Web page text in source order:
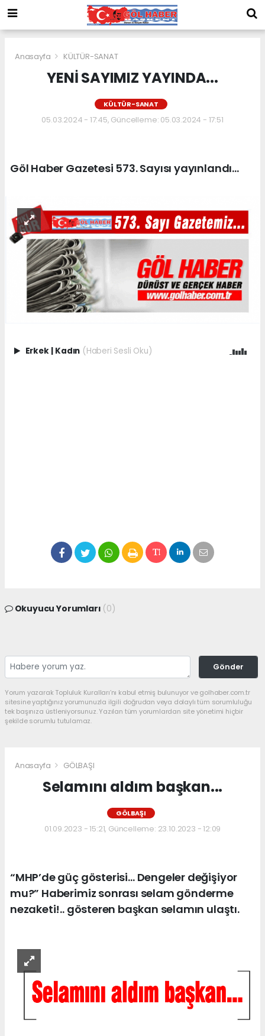
Anasayfa KÜLTÜR-SANAT
YENİ SAYIMIZ YAYINDA...
KÜLTÜR-SANAT
05.03.2024 - 17:45, Güncelleme: 05.03.2024 - 17:51
Göl Haber Gazetesi 573. Sayısı yayınlandı...
Erkek | Kadın (Haberi Sesli Oku)
Okuyucu Yorumları (0)
Gönder
Yorum yazarak Topluluk Kuralları’nı kabul etmiş bulunuyor ve golhaber.com.tr
sitesine yaptığınız yorumunuzla ilgili doğrudan veya dolaylı tüm sorumluluğu
tek başınıza üstleniyorsunuz. Yazılan tüm yorumlardan site yönetimi hiçbir
şekilde sorumlu tutulamaz.
Anasayfa GÖLBAŞI
Selamını aldım başkan...
GÖLBAŞI
01.09.2023 - 15:21, Güncelleme: 23.10.2023 - 12:09
“MHP’de güç gösterisi… Dengeler değişiyor
mu?” Haberimiz sonrası selam gönderme
nezaketi!.. gösteren başkan selamın ulaştı.